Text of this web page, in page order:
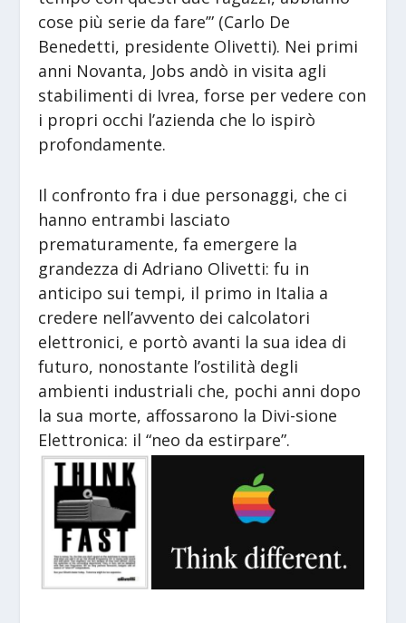
cose più serie da fare’” (Carlo De
Benedetti, presidente Olivetti). Nei primi
anni Novanta, Jobs andò in visita agli
stabilimenti di Ivrea, forse per vedere con
i propri occhi l’azienda che lo ispirò
profondamente.
Il confronto fra i due personaggi, che ci
hanno entrambi lasciato
prematuramente, fa emergere la
grandezza di Adriano Olivetti: fu in
anticipo sui tempi, il primo in Italia a
credere nell’avvento dei calcolatori
elettronici, e portò avanti la sua idea di
futuro, nonostante l’ostilità degli
ambienti industriali che, pochi anni dopo
la sua morte, affossarono la Divi-sione
Elettronica: il “neo da estirpare”.